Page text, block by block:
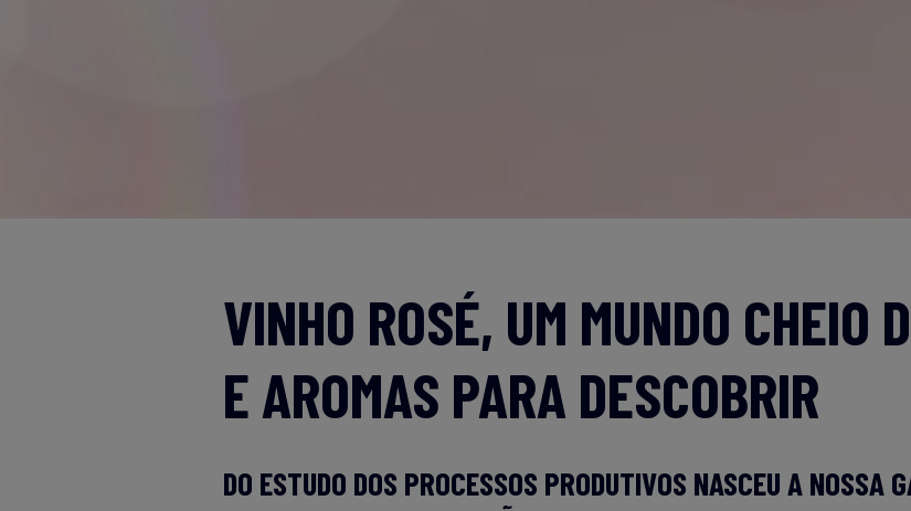
VINHO ROSÉ, UM MUNDO CHEIO
E AROMAS PARA DESCOBRIR
DO ESTUDO DOS PROCESSOS PRODUTIVOS NASCEU A NOSSA